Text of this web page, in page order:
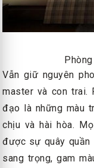
Vẫn giữ nguyên
master và con trai.
đạo là những màu
chịu và hài hòa.
được sự quây
sang trọng, gam